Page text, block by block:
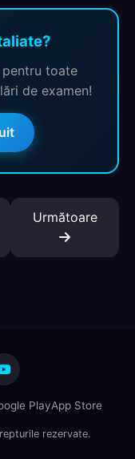
toate
de examen!
Următoare
PlayApp Store
rezervate.